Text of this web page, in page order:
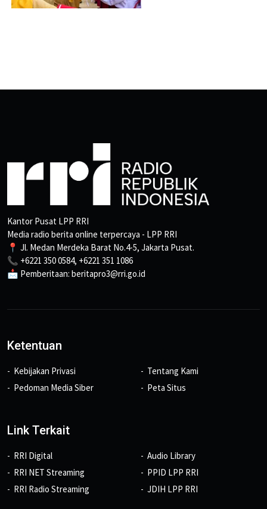
Kantor Pusat LPP RRI
Media radio berita online terpercaya - LPP RRI
📍 Jl. Medan Merdeka Barat No.4-5, Jakarta Pusat.
📞 +6221 350 0584, +6221 351 1086
📩 Pemberitaan: beritapro3@rri.go.id
Ketentuan
Kebijakan Privasi
Pedoman Media Siber
Tentang Kami
Peta Situs
Link Terkait
RRI Digital
RRI NET Streaming
RRI Radio Streaming
Audio Library
PPID LPP RRI
JDIH LPP RRI